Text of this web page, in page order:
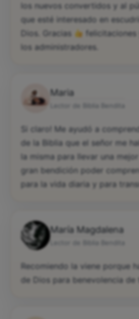
los nuevos convertidos y al
que esté interesado en
Dios. Gracias
los administradores.
Maria
Si claro! Me ayudó a
de la Biblia que el señor me
la misma para llevar una
gran bendición poder
para la vida diaria y para
María Magdalena
Recomiendo la viene porque
de Dios para benevolencia de